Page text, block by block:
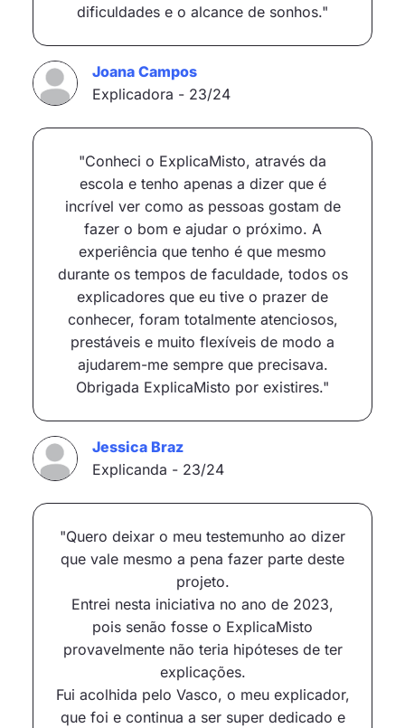
dificuldades e o alcance de sonhos."
Joana Campos
Explicadora - 23/24
"Conheci o ExplicaMisto, através da
escola e tenho apenas a dizer que é
incrível ver como as pessoas gostam de
fazer o bom e ajudar o próximo. A
experiência que tenho é que mesmo
durante os tempos de faculdade, todos os
explicadores que eu tive o prazer de
conhecer, foram totalmente atenciosos,
prestáveis e muito flexíveis de modo a
ajudarem-me sempre que precisava.
Obrigada ExplicaMisto por existires."
Jessica Braz
Explicanda - 23/24
"Quero deixar o meu testemunho ao dizer
que vale mesmo a pena fazer parte deste
projeto.
Entrei nesta iniciativa no ano de 2023,
pois senão fosse o ExplicaMisto
provavelmente não teria hipóteses de ter
explicações.
Fui acolhida pelo Vasco, o meu explicador,
que foi e continua a ser super dedicado e